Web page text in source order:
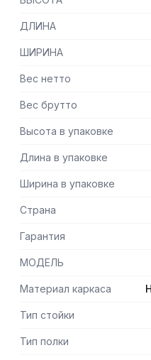
— Четыре сплошные
AISI 430 толщиной 0,8 мм
— Расстояние между
мм
— Стеллаж поставляется
ДЛИНА
ШИРИНА
Вес нетто
Вес брутто
Высота в упаковке
Длина в упаковке
Ширина в упаковке
Страна
Гарантия
МОДЕЛЬ
Материал каркаса
Тип стойки
Тип полки